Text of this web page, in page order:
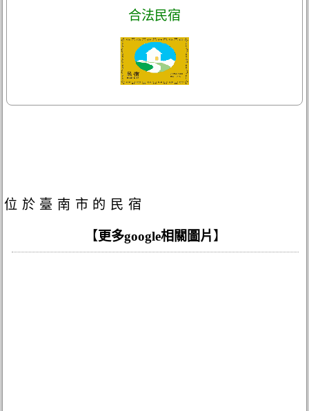
合法民宿
位於臺南市的民宿
【更多google相關圖片】